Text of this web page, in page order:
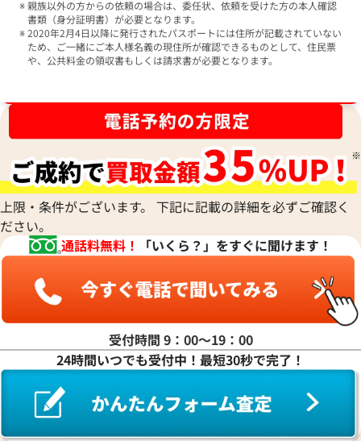
親族以外の方からの依頼の場合は、委任状、依頼を受けた方の本人確認
書類（身分証明書）が必要となります。
2020年2月4日以降に発行されたパスポートには住所が記載されていない
ため、ご一緒にご本人様名義の現住所が確認できるものとして、住民票
や、公共料金の領収書もしくは請求書が必要となります。
上限・条件がございます。 下記に記載の詳細を必ずご確認く
ださい。
通話料無料！
「いくら？」をすぐに聞けます！
受付時間 9：00〜19：00
24時間いつでも受付中！最短30秒で完了！